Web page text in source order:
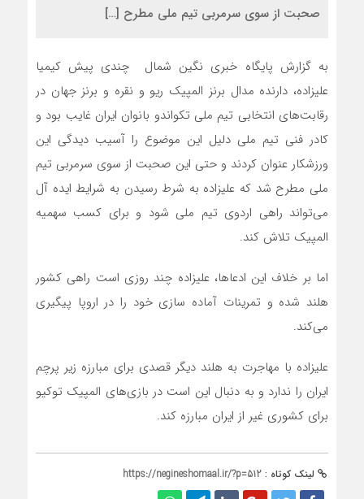
صحبت از سوی سرمربی تیم ملی مطرح […]
به گزارش پایگاه خبری نگین شمال چندی پیش کیمیا
علیزاده، دارنده مدال برنز المپیک ریو و نقره و برنز جهان در
رقابت‌های انتخابی تیم ملی تکواندو بانوان ایران غایب بود و
کادر فنی تیم ملی دلیل این موضوع را آسیب دیدگی این
ورزشکار عنوان کردند و حتی این صحبت از سوی سرمربی تیم
ملی مطرح شد که علیزاده به شرط رسیدن به شرایط ایده آل
می‌تواند راهی اردوی تیم ملی شود و برای کسب سهمیه
المپیک تلاش کند.
اما بر خلاف این ادعاها، علیزاده چند روزی است راهی کشور
هلند شده و تمرینات آماده سازی خود را در اروپا پیگیری
می‌کند.
علیزاده با مهاجرت به هلند دیگر قصدی برای مبارزه زیر پرچم
ایران را ندارد و به دنبال این است در بازی‌های المپیک توکیو
برای کشوری غیر از ایران مبارزه کند.
لینک کوتاه : https://negineshomaal.ir/?p=512